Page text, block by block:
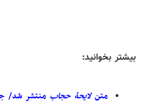
بیشتر بخوانید:
متنلایحۀ حجاب منتشر شد/